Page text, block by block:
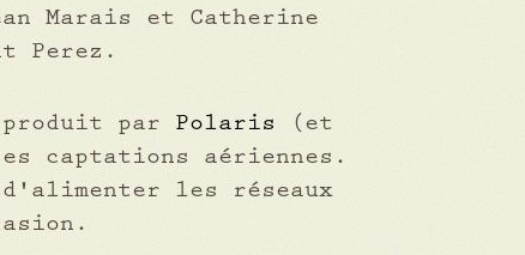
Marais et Catherine
Perez.
par Polaris (et
captations aériennes.
les réseaux